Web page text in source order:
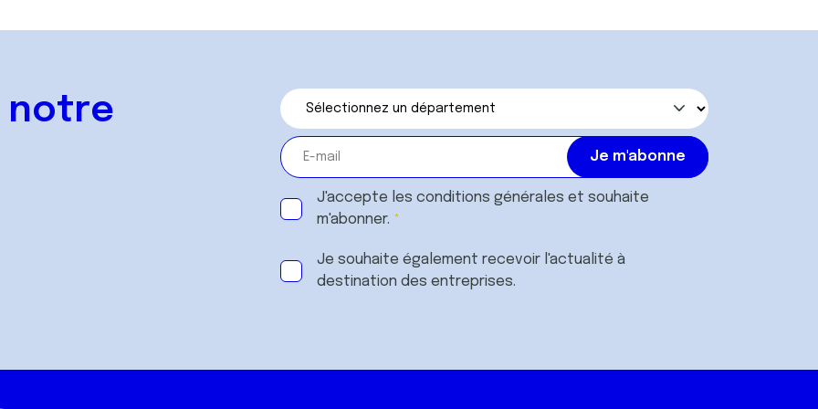
notre
J'accepte les conditions générales et souhaite
m'abonner.
Je souhaite également recevoir l'actualité à
destination des entreprises.